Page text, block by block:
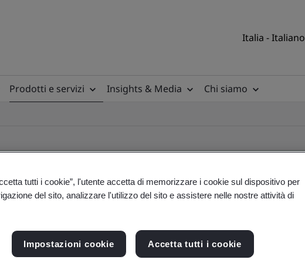
Italia - Italiano
Prodotti e servizi Insights & Media
Chi siamo
- Validation and Verification
tutti i cookie”, l'utente accetta di memorizzare i cookie sul dispositivo per
del sito, analizzare l'utilizzo del sito e assistere nelle nostre attività di
Impostazioni cookie Accetta tutti i cookie